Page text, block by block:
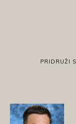
PRIDRUŽI